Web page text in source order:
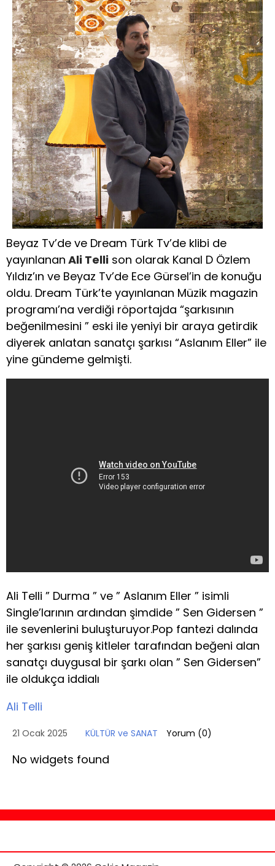
Beyaz Tv’de ve Dream Türk Tv’de klibi de
yayınlanan Ali Telli son olarak Kanal D Özlem
Yıldız’ın ve Beyaz Tv’de Ece Gürsel’in de konuğu
oldu. Dream Türk’te yayınlanan Müzik magazin
programı’na verdiği röportajda “şarkısının
beğenilmesini ” eski ile yeniyi bir araya getirdik
diyerek anlatan sanatçı şarkısı “Aslanım Eller” ile
yine gündeme gelmişti.
Ali Telli ” Durma ” ve ” Aslanım Eller ” isimli
Single’larının ardından şimdide ” Sen Gidersen ”
ile sevenlerini buluşturuyor.Pop fantezi dalında
her şarkısı geniş kitleler tarafından beğeni alan
sanatçı duygusal bir şarkı olan ” Sen Gidersen”
ile oldukça iddialı
Ali Telli
21 Ocak 2025 KÜLTÜR ve SANAT Yorum (0)
No widgets found